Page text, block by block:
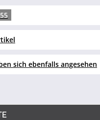
55
sich ebenfalls angesehen